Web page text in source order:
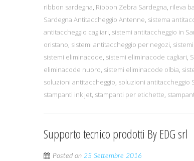
ribbon sardegna, Ribbon Zebra Sardegna, rileva
Sardegna Antitaccheggio Antenne, sistema
antitaccheggio cagliari, sistemi antitaccheggio in
oristano, sistemi antitaccheggio per negozi,
sistemi eliminacode, sistemi eliminacode cagliari,
eliminacode nuoro, sistemi eliminacode olbia,
soluzioni antitaccheggio, soluzioni antitaccheggio
stampanti ink jet, stampanti per etichette,
Supporto tecnico prodotti By EDG srl
Posted on 25 Settembre 2016